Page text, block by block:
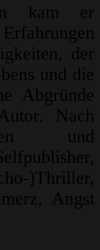
kam er
der
und die
Abgründe
Nach
und
)Thriller,
Angst